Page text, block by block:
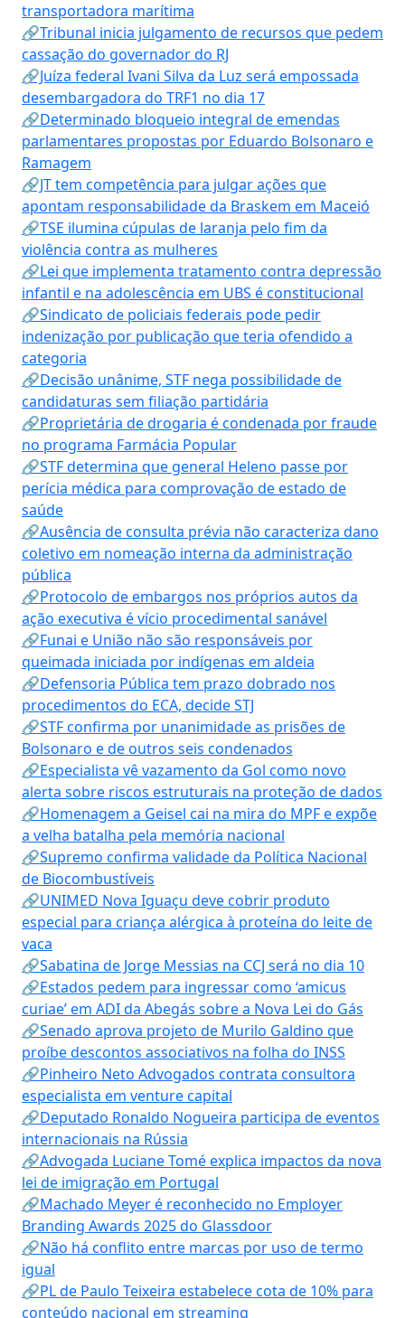
transportadora marítima
🔗Tribunal inicia julgamento de recursos que pedem
cassação do governador do RJ
🔗Juíza federal Ivani Silva da Luz será empossada
desembargadora do TRF1 no dia 17
🔗Determinado bloqueio integral de emendas
parlamentares propostas por Eduardo Bolsonaro e
Ramagem
🔗JT tem competência para julgar ações que
apontam responsabilidade da Braskem em Maceió
🔗TSE ilumina cúpulas de laranja pelo fim da
violência contra as mulheres
🔗Lei que implementa tratamento contra depressão
infantil e na adolescência em UBS é constitucional
🔗Sindicato de policiais federais pode pedir
indenização por publicação que teria ofendido a
categoria
🔗Decisão unânime, STF nega possibilidade de
candidaturas sem filiação partidária
🔗Proprietária de drogaria é condenada por fraude
no programa Farmácia Popular
🔗STF determina que general Heleno passe por
perícia médica para comprovação de estado de
saúde
🔗Ausência de consulta prévia não caracteriza dano
coletivo em nomeação interna da administração
pública
🔗Protocolo de embargos nos próprios autos da
ação executiva é vício procedimental sanável
🔗Funai e União não são responsáveis por
queimada iniciada por indígenas em aldeia
🔗Defensoria Pública tem prazo dobrado nos
procedimentos do ECA, decide STJ
🔗STF confirma por unanimidade as prisões de
Bolsonaro e de outros seis condenados
🔗Especialista vê vazamento da Gol como novo
alerta sobre riscos estruturais na proteção de dados
🔗Homenagem a Geisel cai na mira do MPF e expõe
a velha batalha pela memória nacional
🔗Supremo confirma validade da Política Nacional
de Biocombustíveis
🔗UNIMED Nova Iguaçu deve cobrir produto
especial para criança alérgica à proteína do leite de
vaca
🔗Sabatina de Jorge Messias na CCJ será no dia 10
🔗Estados pedem para ingressar como ‘amicus
curiae’ em ADI da Abegás sobre a Nova Lei do Gás
🔗Senado aprova projeto de Murilo Galdino que
proíbe descontos associativos na folha do INSS
🔗Pinheiro Neto Advogados contrata consultora
especialista em venture capital
🔗Deputado Ronaldo Nogueira participa de eventos
internacionais na Rússia
🔗Advogada Luciane Tomé explica impactos da nova
lei de imigração em Portugal
🔗Machado Meyer é reconhecido no Employer
Branding Awards 2025 do Glassdoor
🔗Não há conflito entre marcas por uso de termo
igual
🔗PL de Paulo Teixeira estabelece cota de 10% para
conteúdo nacional em streaming